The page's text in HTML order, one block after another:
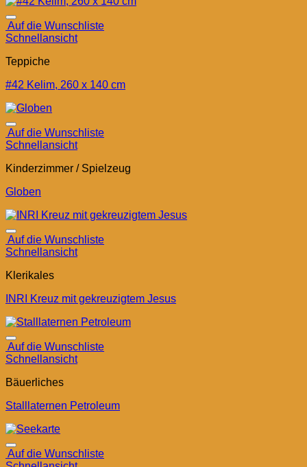
Auf die Wunschliste
Schnellansicht
Teppiche
#42 Kelim, 260 x 140 cm
Auf die Wunschliste
Schnellansicht
Kinderzimmer / Spielzeug
Globen
Auf die Wunschliste
Schnellansicht
Klerikales
INRI Kreuz mit gekreuzigtem Jesus
Auf die Wunschliste
Schnellansicht
Bäuerliches
Stalllaternen Petroleum
Auf die Wunschliste